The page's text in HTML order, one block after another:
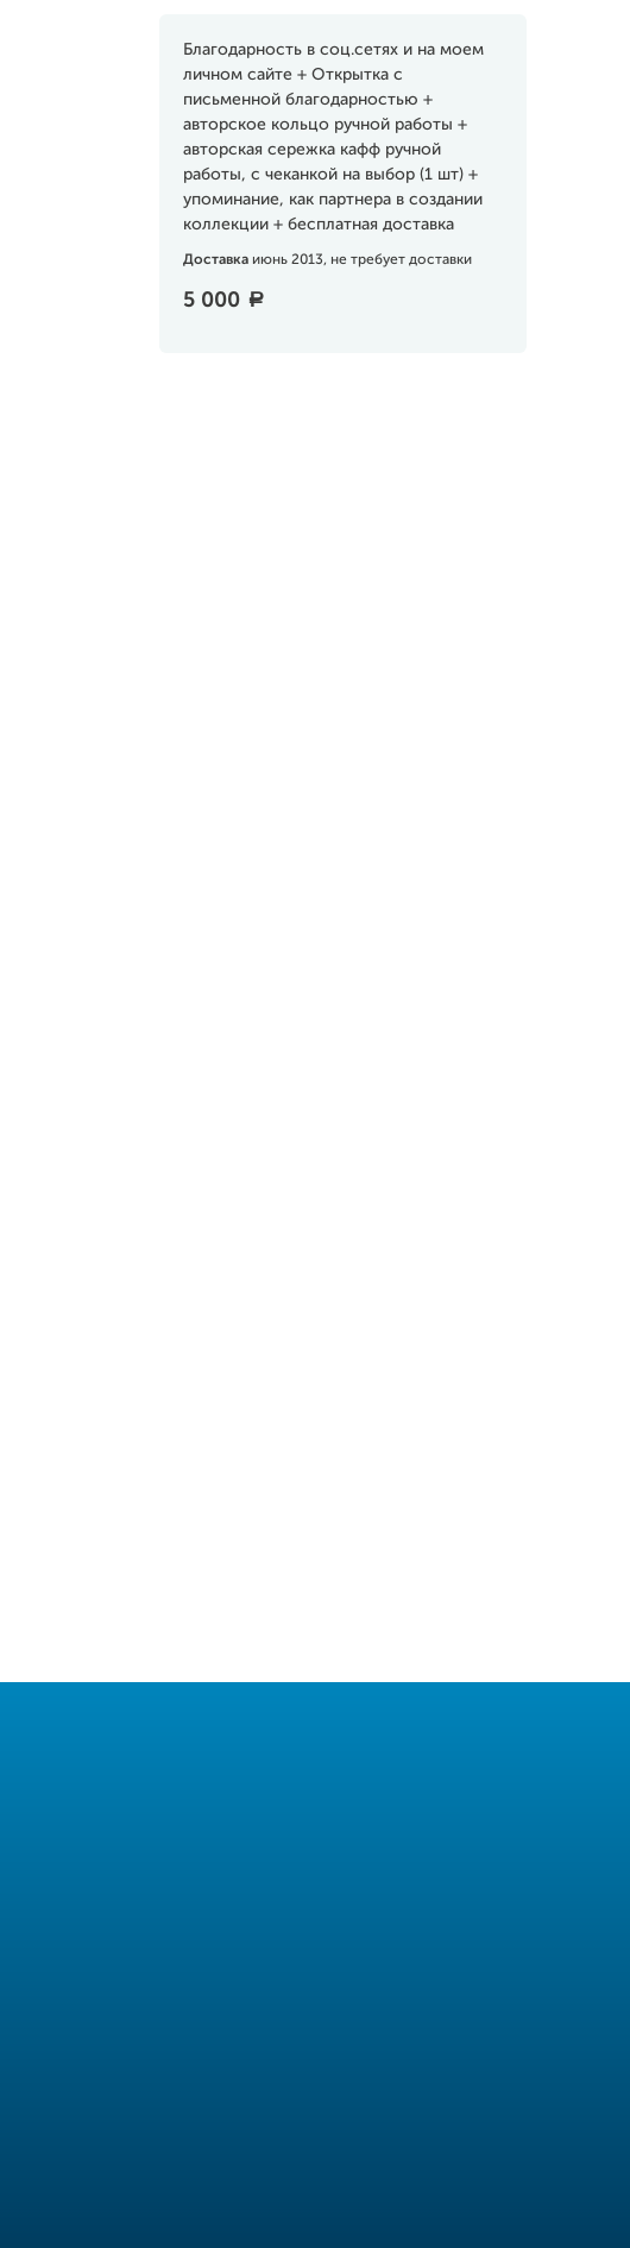
Благодарность в соц.сетях и на моем
личном сайте + Открытка с
письменной благодарностью +
авторское кольцо ручной работы +
авторская сережка кафф ручной
работы, с чеканкой на выбор (1 шт) +
упоминание, как партнера в создании
коллекции + бесплатная доставка
Доставка июнь 2013, не требует доставки
5 000 a